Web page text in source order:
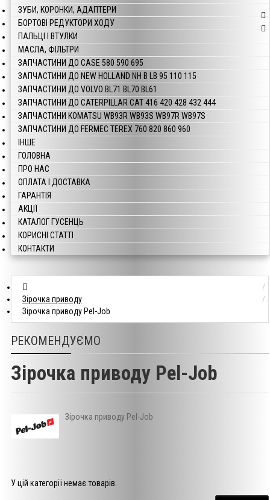
ЗУБИ, КОРОНКИ, АДАПТЕРИ
БОРТОВІ РЕДУКТОРИ ХОДУ
ПАЛЬЦІ І ВТУЛКИ
МАСЛА, ФІЛЬТРИ
ЗАПЧАСТИНИ ДО CASE 580 590 695
ЗАПЧАСТИНИ ДО NEW HOLLAND NH B LB 95 110 115
ЗАПЧАСТИНИ ДО VOLVO BL71 BL70 BL61
ЗАПЧАСТИНИ ДО CATERPILLAR CAT 416 420 428 432 444
ЗАПЧАСТИНИ KOMATSU WB93R WB93S WB97R WB97S
ЗАПЧАСТИНИ ДО FERMEC TEREX 760 820 860 960
ІНШЕ
ГОЛОВНА
ПРО НАС
ОПЛАТА І ДОСТАВКА
ГАРАНТІЯ
АКЦІЇ
КАТАЛОГ ГУСЕНЦЬ
КОРИСНІ СТАТТІ
КОНТАКТИ
Зірочка приводу
Зірочка приводу Pel-Job
РЕКОМЕНДУЄМО
Зірочка приводу Pel-Job
Зірочка приводу Pel-Job
У цій категорії немає товарів.